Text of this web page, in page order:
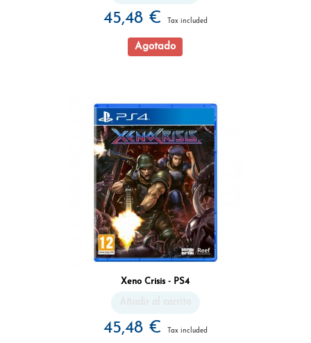
45,48 € Tax included
Agotado
Xeno Crisis - PS4
45,48 € Tax included